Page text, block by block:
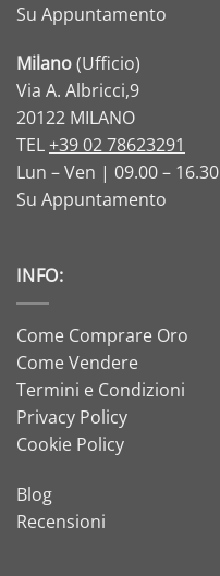
Su Appuntamento
Milano(Ufficio)
Via A. Albricci,9
20122 MILANO
TEL+39 02 78623291
Lun – Ven | 09.00 – 16.30
Su Appuntamento
INFO:
Come Comprare Oro
Come Vendere
Termini e Condizioni
Privacy Policy
Cookie Policy
Blog
Recensioni